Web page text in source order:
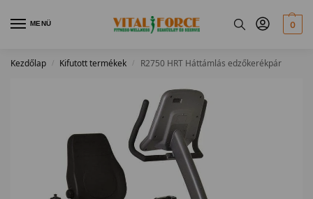
MENÜ 0
Kezdőlap / Kifutott termékek / R2750 HRT Háttámlás edzőkerékpár